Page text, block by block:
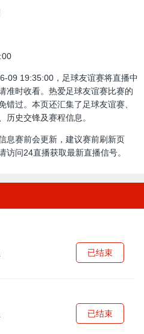
09 19:35:00，足球友谊赛将直播中
准时收看。热爱足球友谊赛比赛的
错过。本页还汇集了足球友谊赛、
历史交锋及赛程信息。
息赛前会更新，建议赛前刷新页
访问24直播获取最新直播信号。
已结束
已结束